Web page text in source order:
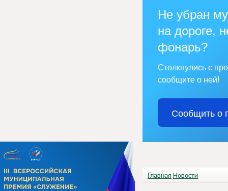
Не убран
на дороге,
фонарь?
Столкнулись с
сообщите о ней!
Сообщить о
Главная Новости